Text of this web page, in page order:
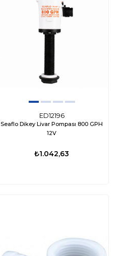
ED12196
Seaflo Dikey Livar Pompası 800 GPH
12V
₺1.042,63